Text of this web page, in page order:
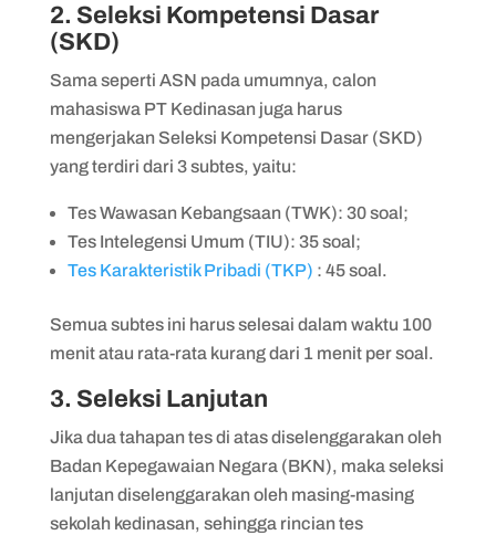
2. Seleksi Kompetensi Dasar
(SKD)
Sama seperti ASN pada umumnya, calon
mahasiswa PT Kedinasan juga harus
mengerjakan Seleksi Kompetensi Dasar (SKD)
yang terdiri dari 3 subtes, yaitu:
Tes Wawasan Kebangsaan (TWK): 30 soal;
Tes Intelegensi Umum (TIU): 35 soal;
Tes Karakteristik Pribadi (TKP) : 45 soal.
Semua subtes ini harus selesai dalam waktu 100
menit atau rata-rata kurang dari 1 menit per soal.
3. Seleksi Lanjutan
Jika dua tahapan tes di atas diselenggarakan oleh
Badan Kepegawaian Negara (BKN), maka seleksi
lanjutan diselenggarakan oleh masing-masing
sekolah kedinasan, sehingga rincian tes